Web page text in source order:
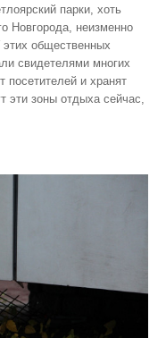
парки, хоть
Новгорода, неизменно
этих общественных
свидетелями многих
посетителей и хранят
эти зоны отдыха сейчас,